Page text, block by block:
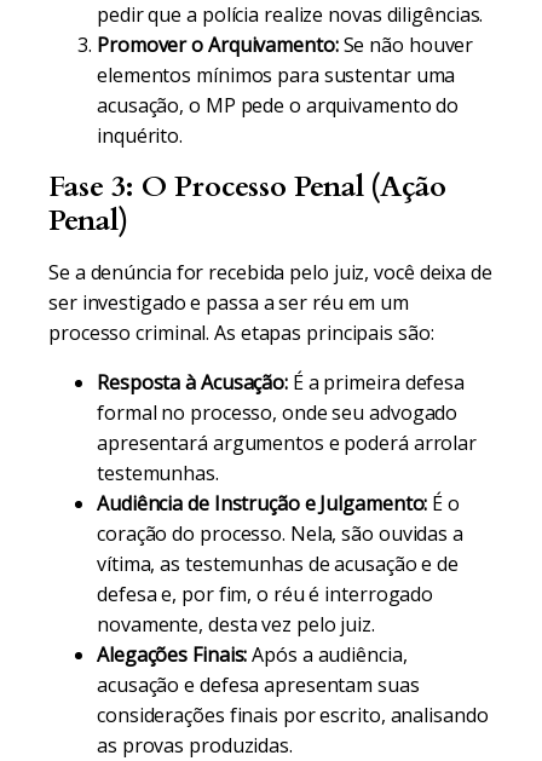
pedir que a polícia realize novas diligências.
Promover o Arquivamento:Se não houver
elementos mínimos para sustentar uma
acusação, o MP pede o arquivamento do
inquérito.
Fase 3: O Processo Penal (Ação
Penal)
Se a denúncia for recebida pelo juiz, você deixa de
ser investigado e passa a ser réu em um
processo criminal. As etapas principais são:
Resposta à Acusação: É a primeira defesa
formal no processo, onde seu advogado
apresentará argumentos e poderá arrolar
testemunhas.
Audiência de Instrução e Julgamento: É o
coração do processo. Nela, são ouvidas a
vítima, as testemunhas de acusação e de
defesa e, por fim, o réu é interrogado
novamente, desta vez pelo juiz.
Alegações Finais:Após a audiência,
acusação e defesa apresentam suas
considerações finais por escrito, analisando
as provas produzidas.